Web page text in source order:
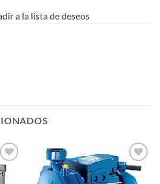
a la lista de deseos
a la
Añadir
a la